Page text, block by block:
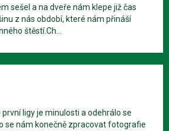
sešel a na dveře nám klepe již čas
z nás období, které nám přináší
štěstí.Ch...
první ligy je minulosti a odehrálo se
se nám konečně zpracovat fotografie